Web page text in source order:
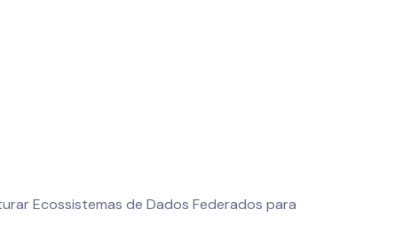
Ecossistemas de Dados Federados para